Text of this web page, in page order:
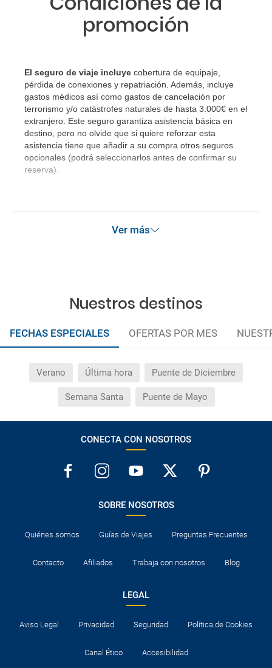
promoción
El seguro de viaje incluye cobertura de equipaje,
pérdida de conexiones y repatriación. Además, incluye
gastos médicos así como gastos de cancelación por
terrorismo y/o catástrofes naturales de hasta 3.000€ en el
extranjero. Este seguro garantiza asistencia básica en
destino, pero no olvide que si quiere reforzar esta
asistencia tiene que añadir a su compra otros seguros
opcionales (podrá seleccionarlos antes de confirmar su
reserva).
Ver más
Nuestros destinos
FECHAS ESPECIALES OFERTAS POR MES
Verano Última hora Puente de Diciembre
Semana Santa Puente de Mayo
CONECTA CON NOSOTROS
SOBRE NOSOTROS
Quiénes somos Guías de Viajes Preguntas Frecuentes
Contacto Afiliados Trabaja con nosotros Blog
LEGAL
Aviso Legal Privacidad Seguridad Política de Cookies
Canal Ético Accesibilidad